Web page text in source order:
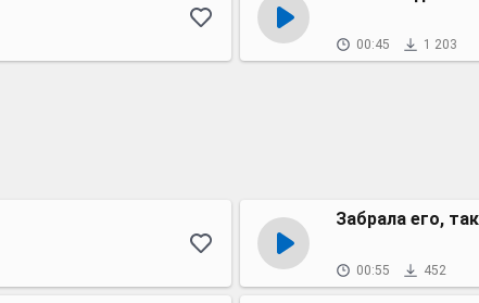
00:45 1 203
Забрала его,
00:55 452